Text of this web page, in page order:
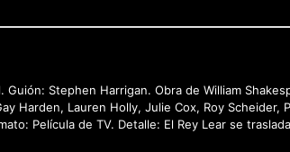
Guión: Stephen Harrigan. Obra de William
Harden, Lauren Holly, Julie Cox, Roy Scheider,
Película de TV. Detalle: El Rey Lear se